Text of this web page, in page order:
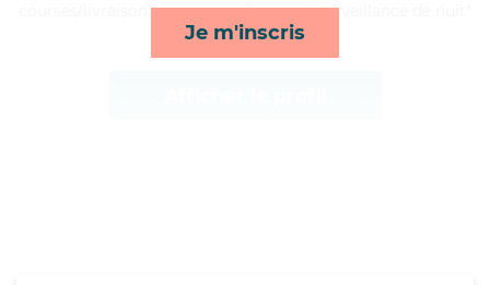
Je m'inscris
courses/livraison, compagnie/loisirs et surveillance de nuit*